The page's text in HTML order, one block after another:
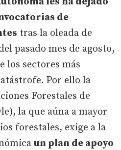
de
tras la oleada de
pasado mes de agosto,
los sectores más
Por ello la
Forestales de
la que aúna a mayor
forestales, exige a la
un plan de apoyo